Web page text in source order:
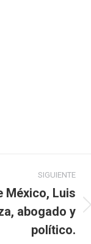
SIGUIENTE
México, Luis
abogado y
político.